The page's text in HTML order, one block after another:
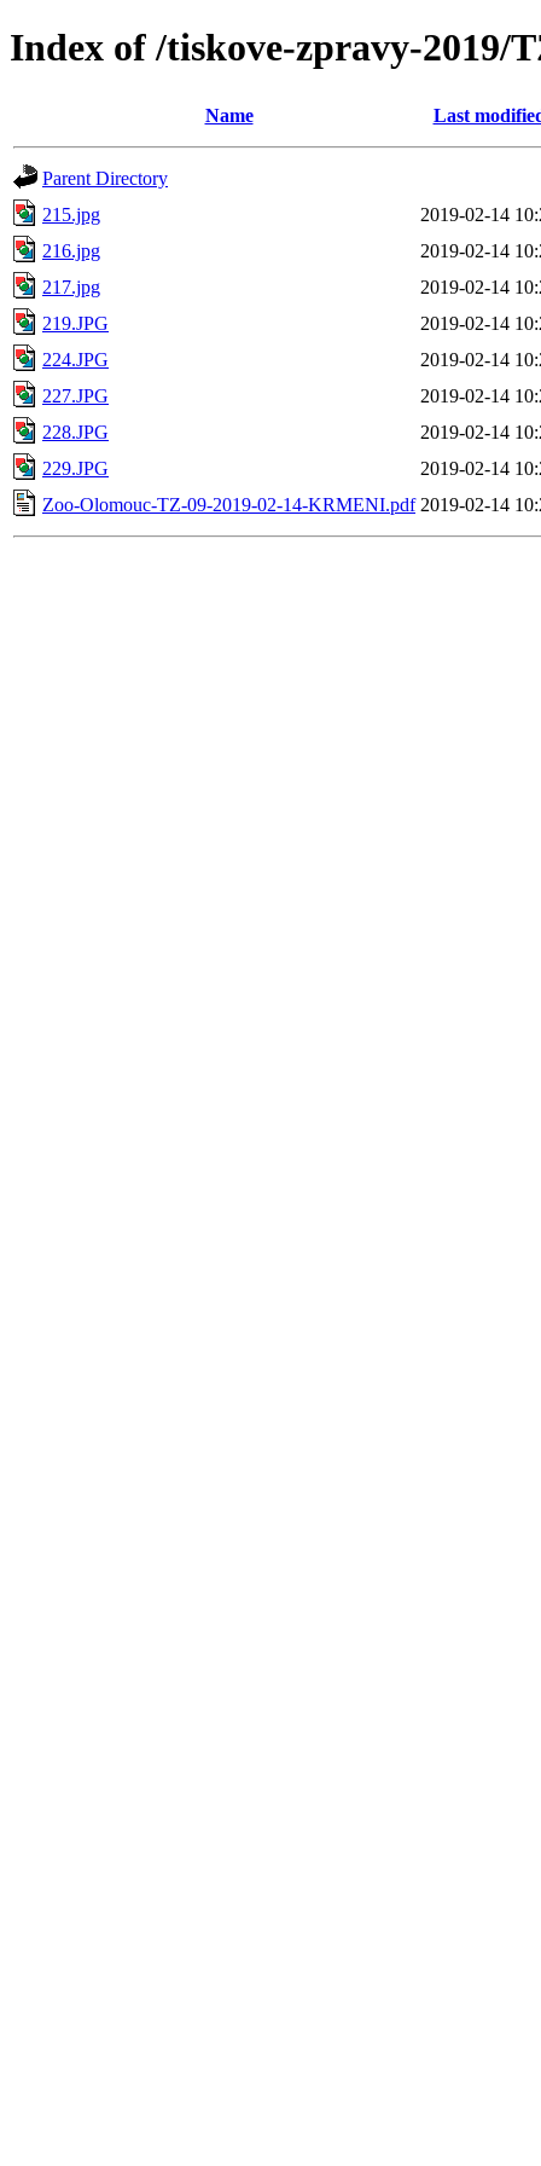
Index of /tiskove-zpravy-2019/
Name Last
Parent Directory
215.jpg
2019-02-14
216.jpg
2019-02-14
217.jpg
2019-02-14
219.JPG
2019-02-14
224.JPG
2019-02-14
227.JPG
2019-02-14
228.JPG
2019-02-14
229.JPG
2019-02-14
Zoo-Olomouc-TZ-09-2019-02-14-KRMENI.pdf 2019-02-14